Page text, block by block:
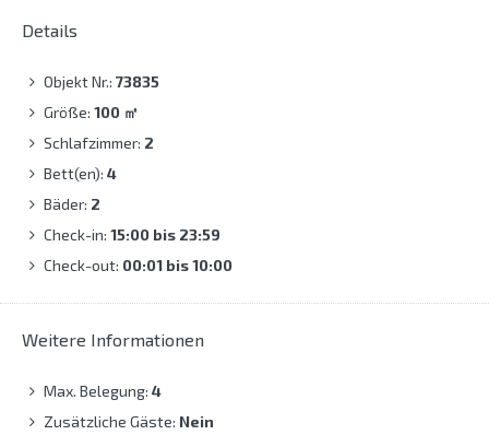
Details
Objekt Nr.: 73835
Größe: 100 ㎡
Schlafzimmer: 2
Bett(en): 4
Bäder: 2
Check-in: 15:00 bis 23:59
Check-out: 00:01 bis 10:00
Weitere Informationen
Max. Belegung: 4
Zusätzliche Gäste: Nein